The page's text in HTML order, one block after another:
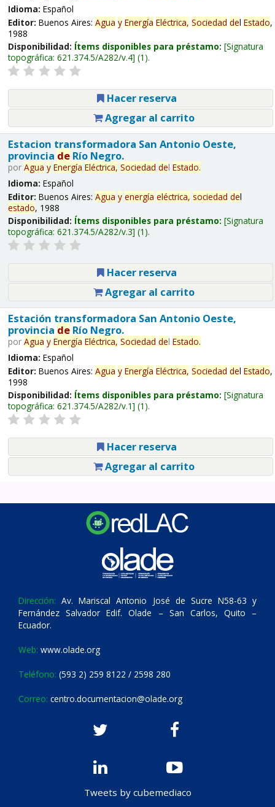
Idioma: Español
Editor: Buenos Aires: Agua y Energía Eléctrica, Sociedad del Estado,
1988
Disponibilidad: Ítems disponibles para préstamo: Signatura
topográfica: 621.374.5/A282/v.4 (1).
Hacer reserva
Agregar al carrito
Estacion transformadora San Antonio Oeste,
provincia deRío Negro.
por Agua y Energía Eléctrica, Sociedad del Estado.
Idioma: Español
Editor: Buenos Aires: Agua y energía eléctrica, sociedad del
estado, 1988
Disponibilidad: Ítems disponibles para préstamo: Signatura
topográfica: 621.374.5/A282/v.3 (1).
Hacer reserva
Agregar al carrito
Estación transformadora San Antonio Oeste,
provincia deRío Negro.
por Agua y Energía Eléctrica, Sociedad del Estado.
Idioma: Español
Editor: Buenos Aires: Agua y Energía Eléctrica, Sociedad del Estado,
1998
Disponibilidad: Ítems disponibles para préstamo: Signatura
topográfica: 621.374.5/A282/v.1 (1).
Hacer reserva
Agregar al carrito
Dirección: Av. Mariscal Antonio José de Sucre N58-63 y
Fernández Salvador Edif. Olade – San Carlos, Quito –
Ecuador.
Web: www.olade.org
Teléfono: (593 2) 259 8122 / 2598 280
Correo: centro.documentacion@olade.org
Tweets by cubemediaco